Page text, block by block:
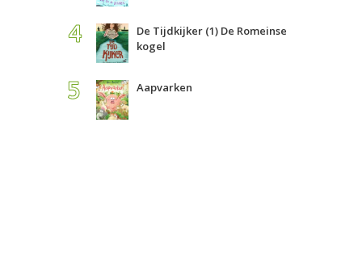
De Tijdkijker (1) De Romeinse
kogel
Aapvarken